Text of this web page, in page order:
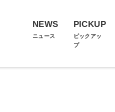
NEWS
ニュース
PICKUP
ピックアッ
プ